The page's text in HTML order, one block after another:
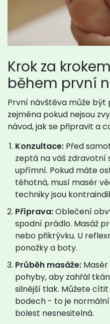
Krok za
během první
První návštěva může
zejména pokud nejsou
návod, jak se připravit a
Konzultace: Před
zeptá na váš zdravotní
upřímní. Pokud máte
těhotná, musí masér
techniky jsou
Příprava:Oblečení
spodní prádlo. Masáž
nebo přikrývku. U
ponožky a boty.
Průběh masáže:
pohyby, aby zahřál
silnější tlak. Můžete
bodech - to je
bolest nesnesitelná.